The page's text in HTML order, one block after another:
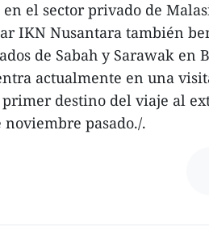
el sector privado de
IKN Nusantara también
de Sabah y Sarawak en
actualmente en una
primer destino del viaje al
pasado./.